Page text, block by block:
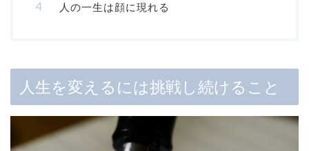
人の一生は顔に現れる
人生を変えるには挑戦し続けること